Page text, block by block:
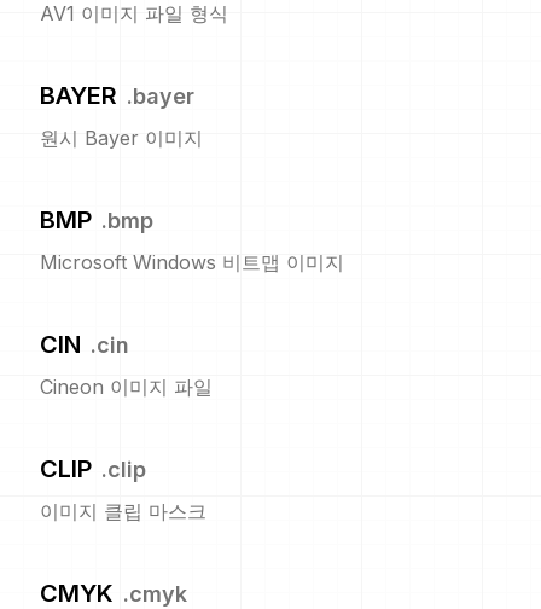
AV1 이미지 파일 형식
BAYER .bayer
원시 Bayer 이미지
BMP .bmp
Microsoft Windows 비트맵 이미지
CIN .cin
Cineon 이미지 파일
CLIP .clip
이미지 클립 마스크
CMYK .cmyk